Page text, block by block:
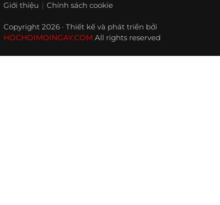
Giới thiệu Chính sách cookie
Copyright 2026 · Thiết kế và phát triển bởi
HOCHOIMOINGAY.COM All rights reserved